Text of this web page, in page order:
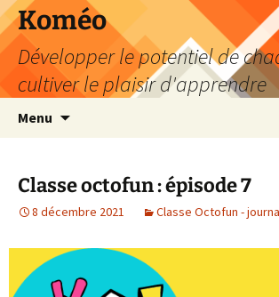
Aller
au
contenu
Koméo
Développer le potentiel de
cultiver le plaisir d'apprendre
Menu
Classe octofun : épisode 7
8 décembre 2021 Classe Octofun -